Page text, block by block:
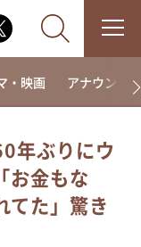
・映画 アナウンサー
年ぶりにウ
お金もな
てた」驚き